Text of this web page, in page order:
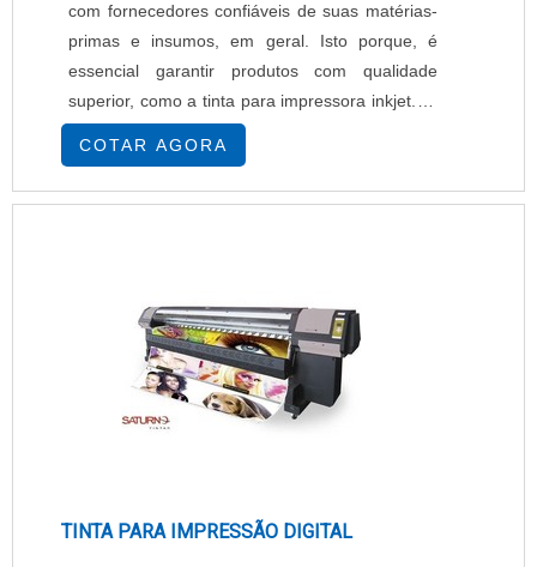
com fornecedores confiáveis de suas matérias-
primas e insumos, em geral. Isto porque, é
essencial garantir produtos com qualidade
superior, como a tinta para impressora inkjet. A
importância de adquirir tinta para impressora
inkjet com um fornecedor idôneo É muito
importante garantir uma tinta de impressora
COTAR AGORA
TINTA PARA IMPRESSÃO DIGITAL